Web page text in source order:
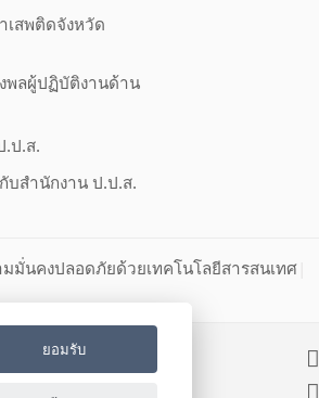
เสพติดจังหวัด
พลผู้ปฏิบัติงานด้าน
.ป.ส.
บสำนักงาน ป.ป.ส.
มั่นคงปลอดภัยด้วยเทคโนโลยีสารสนเทศ
ยอมรับ